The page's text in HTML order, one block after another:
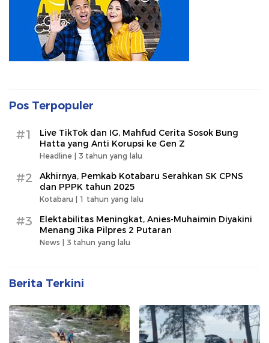
Pos Terpopuler
#1
Live TikTok dan IG, Mahfud Cerita Sosok Bung
Hatta yang Anti Korupsi ke Gen Z
Headline | 3 tahun yang lalu
#2
Akhirnya, Pemkab Kotabaru Serahkan SK CPNS
dan PPPK tahun 2025
Kotabaru | 1 tahun yang lalu
#3
Elektabilitas Meningkat, Anies-Muhaimin Diyakini
Menang Jika Pilpres 2 Putaran
News | 3 tahun yang lalu
Berita Terkini